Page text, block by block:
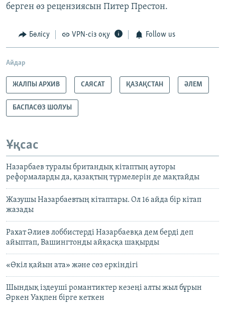
берген өз рецензиясын Питер Престон.
Бөлісу VPN-сіз оқу Follow us
Айдар
ЖАЛПЫ АРХИВ САЯСАТ ҚАЗАҚСТАН ӘЛЕМ
БАСПАСӨЗ ШОЛУЫ
Ұқсас
Назарбаев туралы британдық кітаптың ауторы
реформаларды да, қазақтың түрмелерін де мақтайды
Жазушы Назарбаевтың кітаптары. Ол 16 айда бір кітап
жазады
Рахат Әлиев лоббистерді Назарбаевқа дем берді деп
айыптап, Вашингтонды айқасқа шақырды
«Өкіл қайын ата» және сөз еркіндігі
Шындық іздеуші романтиктер кезеңі алты жыл бұрын
Әркен Уақпен бірге кеткен